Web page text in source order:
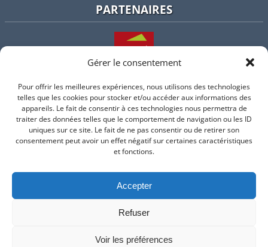
Gérer le consentement
Pour offrir les meilleures expériences, nous utilisons des technologies
telles que les cookies pour stocker et/ou accéder aux informations des
appareils. Le fait de consentir à ces technologies nous permettra de
traiter des données telles que le comportement de navigation ou les ID
uniques sur ce site. Le fait de ne pas consentir ou de retirer son
consentement peut avoir un effet négatif sur certaines caractéristiques
et fonctions.
Accepter
Refuser
Voir les préférences
PARTENAIRES
L'intercommunalité
Intramuros
Suivez-nous sur Facebook
Site